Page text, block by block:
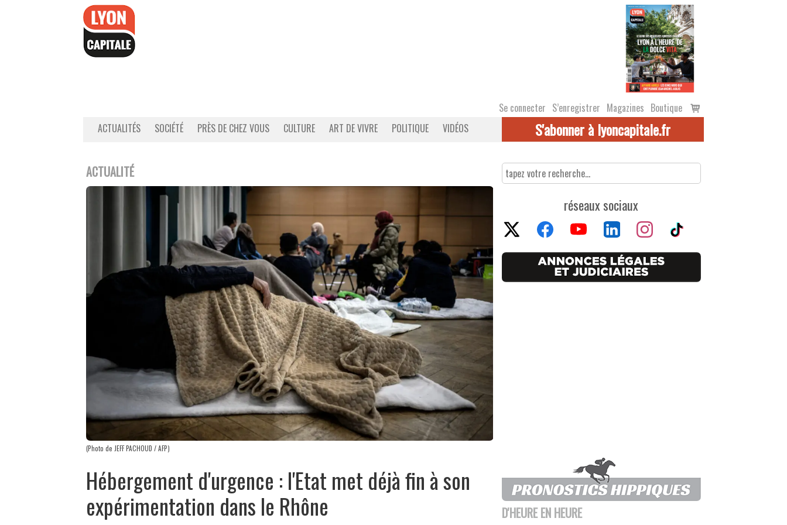
Se connecter S’enregistrer Magazines Boutique
Voir
le
ACTUALITÉS SOCIÉTÉ PRÈS DE CHEZ VOUS CULTURE ART DE VIVRE POLITIQUE VIDÉOS S'abonner à lyoncapitale.fr
ACTUALITÉ
(Photo de JEFF PACHOUD / AFP)
Hébergement d'urgence : l'Etat met déjà fin à son
expérimentation dans le Rhône
réseaux sociaux
D'HEURE EN HEURE